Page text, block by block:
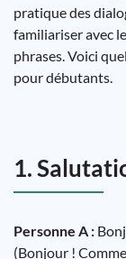
pratique des
familiariser avec
phrases. Voici
pour débutants.
1.
Personne A :
(Bonjour !